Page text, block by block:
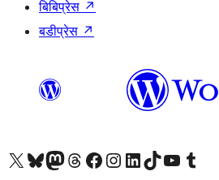
बिबिप्रेस ↗
बडीप्रेस ↗
हाम्रो X (पहिले ट्विटर) खातामा जानुहोस्
हाम्रो Bluesky खाता भ्रमण गर्नुहोस्
हाम्रो म्यास्टोडन खाता भ्रमण गर्नुहोस्
हाम्रो थ्रेड्स खातामा जानुहोस्
हाम्रो फेसबुक पेजमा जानुहोस्
हाम्रो इन्स्टाग्राम खातामा जानुहोस्
हाम्रो लिङ्क्डइन खातामा जानुहोस्
हाम्रो TikTok खाता भ्रमण गर्नुहोस्
हाम्रो युट्युब च्यानलमा जानुहोस्
हाम्रो टम्बलर खाता भ्रमण गर्नुहोस्